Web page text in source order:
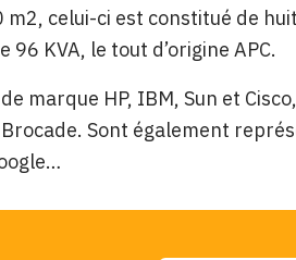
celui-ci est constitué de
KVA, le tout d’origine APC.
marque HP, IBM, Sun et
Sont également